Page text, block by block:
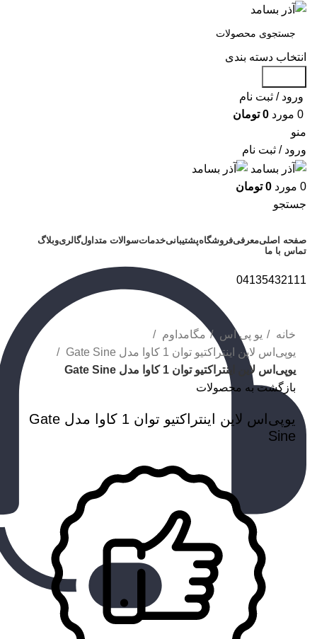
انتخاب دسته بندی
ورود / ثبت نام
0 مورد 0 تومان
منو
ورود / ثبت نام
0 مورد 0 تومان
جستجو
صفحه اصلیمعرفیفروشگاهپشتیبانیخدماتسوالات متداولگالریوبلاگ
تماس با ما
04135432111
برای بزرگنمایی کلیک کنید
خانه
یو پی اس
مگامداوم
یو‌پی‌اس لاین اینتراکتیو توان 1 کاوا مدل Gate Sine
یو‌پی‌اس لاین اینتراکتیو توان 1 کاوا مدل Gate Sine
بازگشت به محصولات
یو‌پی‌اس لاین اینتراکتیو توان 1 کاوا مدل Gate
Sine